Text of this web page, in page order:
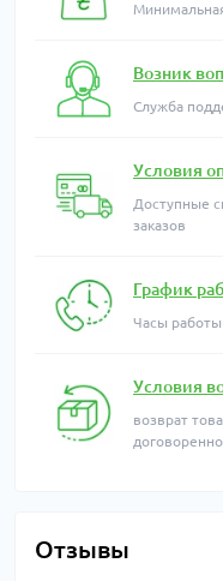
Возник
Служба
Условия
Доступные
заказов
График
Часы
Условия
возврат
Отзывы